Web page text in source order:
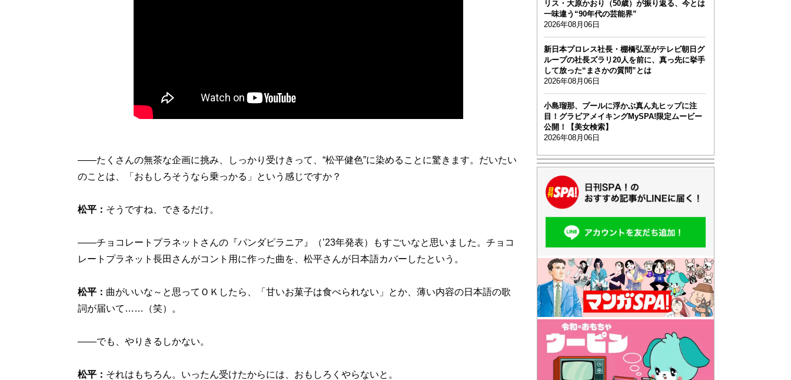
――たくさんの無茶な企画に挑み、しっかり受けきって、“松平健色”に染めることに驚きます。だいたい
のことは、「おもしろそうなら乗っかる」という感じですか？
松平： そうですね、できるだけ。
――チョコレートプラネットさんの『パンダピラニア』（’23年発表）もすごいなと思いました。チョコ
レートプラネット長田さんがコント用に作った曲を、松平さんが日本語カバーしたという。
松平： 曲がいいな～と思ってＯＫしたら、「甘いお菓子は食べられない」とか、薄い内容の日本語の歌
詞が届いて……（笑）。
――でも、やりきるしかない。
松平： それはもちろん。いったん受けたからには、おもしろくやらないと。
リス・大原かおり（50歳）が振り返る、今とは
一味違う“90年代の芸能界”
2026年08月06日
新日本プロレス社長・棚橋弘至がテレビ朝日グ
ループの社長ズラリ20人を前に、真っ先に挙手
して放った“まさかの質問”とは
2026年08月06日
小島瑠那、プールに浮かぶ真ん丸ヒップに注
目！グラビアメイキングMySPA!限定ムービー
公開！【美女検索】
2026年08月06日